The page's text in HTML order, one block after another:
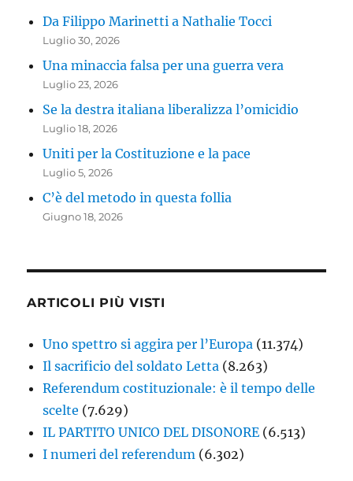
Da Filippo Marinetti a Nathalie Tocci
Luglio 30, 2026
Una minaccia falsa per una guerra vera
Luglio 23, 2026
Se la destra italiana liberalizza l’omicidio
Luglio 18, 2026
Uniti per la Costituzione e la pace
Luglio 5, 2026
C’è del metodo in questa follia
Giugno 18, 2026
ARTICOLI PIÙ VISTI
Uno spettro si aggira per l’Europa (11.374)
Il sacrificio del soldato Letta (8.263)
Referendum costituzionale: è il tempo delle
scelte (7.629)
IL PARTITO UNICO DEL DISONORE (6.513)
I numeri del referendum (6.302)